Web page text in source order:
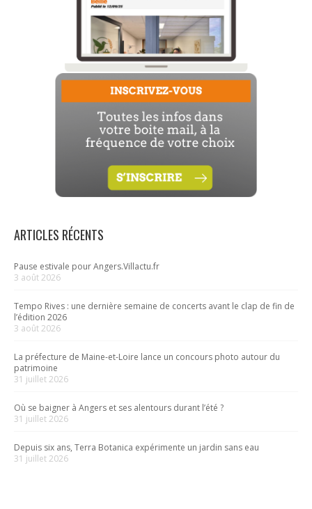
ARTICLES RÉCENTS
Pause estivale pour Angers.Villactu.fr
3 août 2026
Tempo Rives : une dernière semaine de concerts avant le clap de fin de
l’édition 2026
3 août 2026
La préfecture de Maine-et-Loire lance un concours photo autour du
patrimoine
31 juillet 2026
Où se baigner à Angers et ses alentours durant l’été ?
31 juillet 2026
Depuis six ans, Terra Botanica expérimente un jardin sans eau
31 juillet 2026